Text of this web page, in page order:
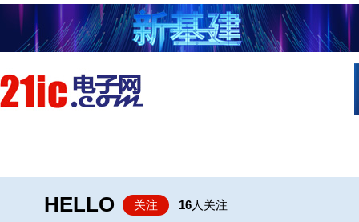
HELLO 关注 16人关注